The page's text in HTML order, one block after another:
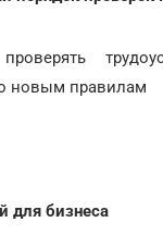
новым правилам
для бизнеса